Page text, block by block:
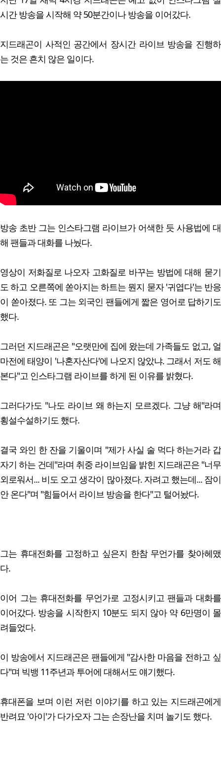
시간 방송을 시작해 약 50분간이나 방송을 이어갔다.
지드래곤이 사적인 공간에서 장시간 라이브 방송을 진행하
는 것은 흔치 않은 일이다.
방송 초반 그는 인스타그램 라이브가 어색한 듯 사용법에 대
해 팬들과 대화를 나눴다.
영상이 저화질로 나오자 고화질로 바꾸는 방법에 대해 묻기
도 하고 오른쪽에 쏟아지는 하트는 뭔지 묻자 '귀엽다'는 반응
이 쏟아졌다. 또 그는 외국인 팬들에게 짧은 영어로 답하기도
했다.
그러던 지드래곤은 "오랫만에 집에 왔는데 가족들도 없고, 얼
마전에 태양이 '나혼자산다'에 나오지 않았냐. 그래서 저도 해
본다"고 인스타그램 라이브를 하게 된 이유를 밝혔다.
그러다가도 "나도 라이브 왜 하는지 모르겠다. 그냥 해"라며
횡설수설하기도 했다.
결국 와인 한 잔을 기울이며 "제가 사실 술 먹다 하는거라 갑
자기 하는 건데"라며 취중 라이브임을 밝힌 지드래곤은 "너무
외로워서... 비도 오고 생각이 많아졌다. 자려고 했는데... 잠이
안 온다"며 "힘들어서 라이브 방송을 한다"고 털어놨다.
그는 휴대전화를 고정하고 싶은지 한참 무언가를 찾아헤맸
다.
이어 그는 휴대전화를 무언가로 고정시키고 팬들과 대화를
이어갔다. 방송을 시작한지 10분도 되지 않아 약 6만명이 몰
려들었다.
이 방송에서 지드래곤은 팬들에게 "감사한 마음을 전하고 싶
다"며 빅뱅 11주년과 투어에 대해서도 얘기했다.
휴대폰을 보며 이런 저런 이야기를 하고 있는 지드래곤에게
반려묘 '아이'가 다가오자 그는 손장난을 치며 놀기도 했다.